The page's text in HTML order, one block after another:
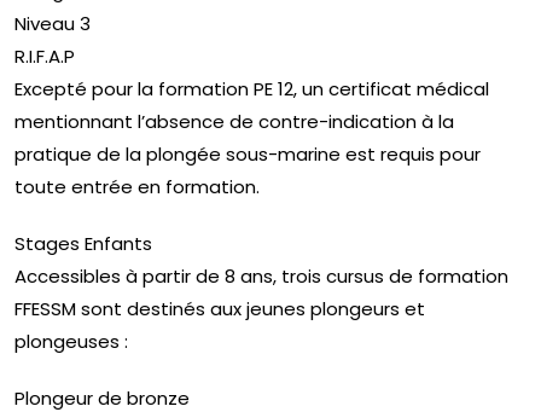
Niveau 3
R.I.F.A.P
Excepté pour la formation PE 12, un certificat médical
mentionnant l’absence de contre-indication à la
pratique de la plongée sous-marine est requis pour
toute entrée en formation.
Stages Enfants
Accessibles à partir de 8 ans, trois cursus de formation
FFESSM sont destinés aux jeunes plongeurs et
plongeuses :
Plongeur de bronze